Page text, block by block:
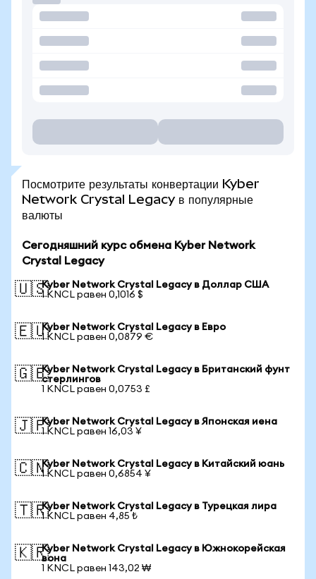
Посмотрите результаты конвертации Kyber
Network Crystal Legacy в популярные
валюты
Сегодняшний курс обмена Kyber Network
Crystal Legacy
🇺🇸Kyber Network Crystal Legacy в Доллар США
1 KNCL равен 0,1016 $
🇪🇺Kyber Network Crystal Legacy в Евро
1 KNCL равен 0,0879 €
🇬🇧Kyber Network Crystal Legacy в Британский фунт
стерлингов
1 KNCL равен 0,0753 £
🇯🇵Kyber Network Crystal Legacy в Японская иена
1 KNCL равен 16,03 ¥
🇨🇳Kyber Network Crystal Legacy в Китайский юань
1 KNCL равен 0,6854 ¥
🇹🇷Kyber Network Crystal Legacy в Турецкая лира
1 KNCL равен 4,85 ₺
🇰🇷Kyber Network Crystal Legacy в Южнокорейская
вона
1 KNCL равен 143,02 ₩